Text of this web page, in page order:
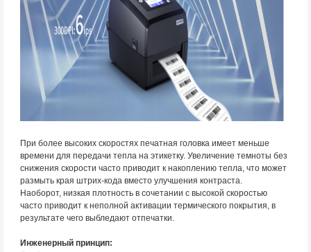
При более высоких скоростях печатная головка имеет меньше
времени для передачи тепла на этикетку. Увеличение темноты без
снижения скорости часто приводит к накоплению тепла, что может
размыть края штрих-кода вместо улучшения контраста.
Наоборот, низкая плотность в сочетании с высокой скоростью
часто приводит к неполной активации термического покрытия, в
результате чего выбледают отпечатки.
Инженерный принцип: